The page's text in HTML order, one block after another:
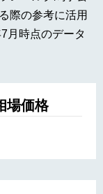
際の参考に活用
月時点のデータ
場価格